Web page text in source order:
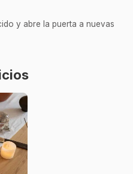
y abre la puerta a nuevas